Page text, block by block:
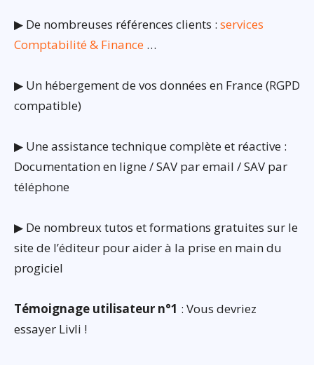
▶ De nombreuses références clients : services
Comptabilité & Finance …
▶ Un hébergement de vos données en France (RGPD
compatible)
▶ Une assistance technique complète et réactive :
Documentation en ligne / SAV par email / SAV par
téléphone
▶ De nombreux tutos et formations gratuites sur le
site de l’éditeur pour aider à la prise en main du
progiciel
Témoignage utilisateur n°1 : Vous devriez
essayer Livli !